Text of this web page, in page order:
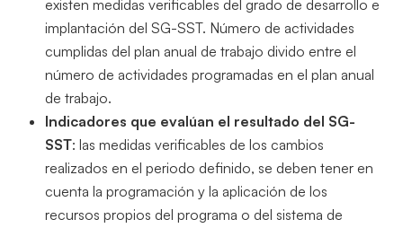
existen medidas verificables del grado de desarrollo e
implantación del SG-SST. Número de actividades
cumplidas del plan anual de trabajo divido entre el
número de actividades programadas en el plan anual
de trabajo.
Indicadores que evalúan el resultado del SG-
SST: las medidas verificables de los cambios
realizados en el periodo definido, se deben tener en
cuenta la programación y la aplicación de los
recursos propios del programa o del sistema de